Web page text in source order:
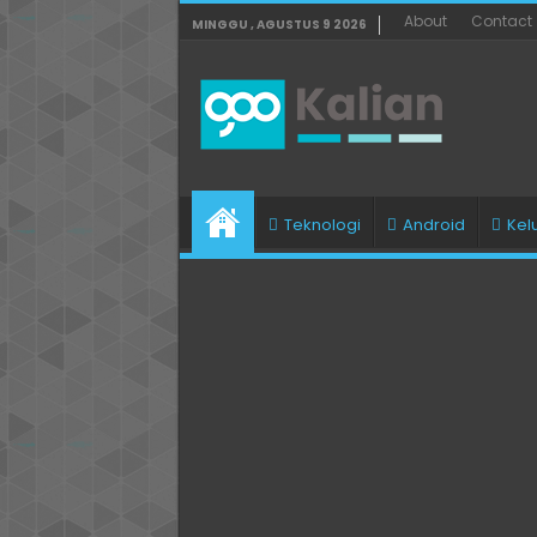
MINGGU , AGUSTUS 9 2026 About Contact
Teknologi Android